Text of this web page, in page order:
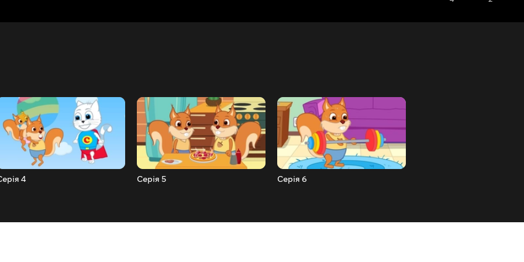
4 Серія 5 Серія 6